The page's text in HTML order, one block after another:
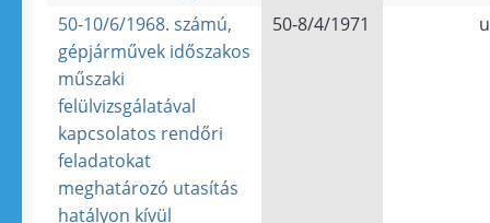
50-10/6/1968. számú,
gépjárművek időszakos
műszaki
felülvizsgálatával
kapcsolatos rendőri
feladatokat
meghatározó utasítás
hatályon kívül
50-8/4/1971